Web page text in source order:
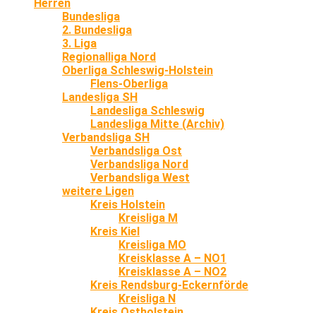
Herren
Bundesliga
2. Bundesliga
3. Liga
Regionalliga Nord
Oberliga Schleswig-Holstein
Flens-Oberliga
Landesliga SH
Landesliga Schleswig
Landesliga Mitte (Archiv)
Verbandsliga SH
Verbandsliga Ost
Verbandsliga Nord
Verbandsliga West
weitere Ligen
Kreis Holstein
Kreisliga M
Kreis Kiel
Kreisliga MO
Kreisklasse A – NO1
Kreisklasse A – NO2
Kreis Rendsburg-Eckernförde
Kreisliga N